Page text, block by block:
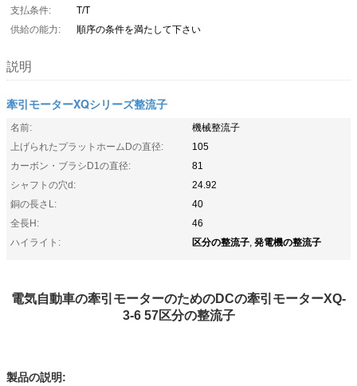
支払条件:
T/T
供給の能力:
順序の条件を満たして下さい
説明
牽引モーターXQシリーズ整流子
名前:
機械整流子
上げられたプラットホームDの直径:
105
カーボン・ブラシD1の直径:
81
シャフトの穴d:
24.92
銅の長さL:
40
全長H:
46
ハイライト:
区分の整流子, 発電機の整流子
電気自動車の牽引モーターのためのDCの牽引モーターXQ-
3-6 57区分の整流子
製品の説明: